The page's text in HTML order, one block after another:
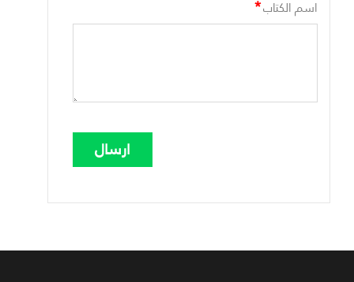
اسم الكتاب*